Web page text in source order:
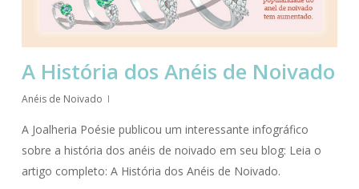
A História dos Anéis de Noivado
Anéis de Noivado
A Joalheria Poésie publicou um interessante infográfico
sobre a história dos anéis de noivado em seu blog: Leia o
artigo completo: A História dos Anéis de Noivado.